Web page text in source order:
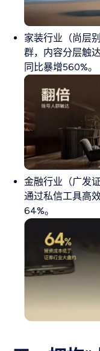
家装行业（尚层
群，内容分层触
同比暴增560%。
金融行业（广发
通过私信工具高
64%。